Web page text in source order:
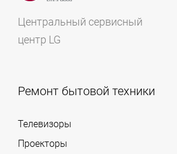
Центральный сервисный
центр LG
Ремонт бытовой техники
Телевизоры
Проекторы